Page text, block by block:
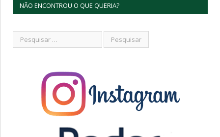
NÃO ENCONTROU O QUE QUERIA?